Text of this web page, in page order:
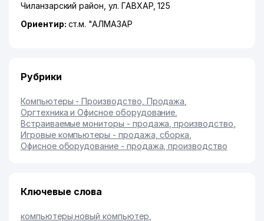
Чиланзарский район ,ул. ГАВХАР, 125
Ориентир: ст.м. "АЛМАЗАР
Рубрики
Компьютеры - Производство, Продажа
Оргтехника и Офисное оборудование
Встраиваемые мониторы - продажа, производство
Игровые компьютеры - продажа, сборка
Офисное оборудование - продажа, производство
Ключевые слова
компьютеры ,новый компьютер